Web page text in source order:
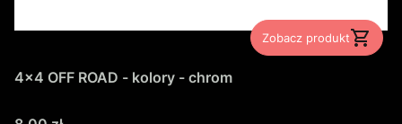
Zobacz produkt
4x4 OFF ROAD - kolory - chrom